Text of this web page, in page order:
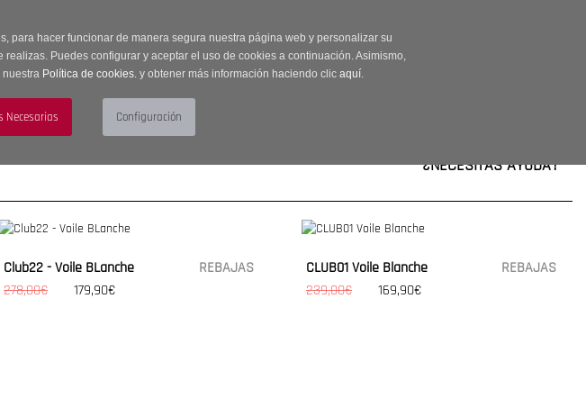
para hacer funcionar de manera segura nuestra página web y personalizar su
Puedes configurar y aceptar el uso de cookies a continuación. Asimismo,
nuestra Política de cookies. y obtener más información haciendo clic aquí.
¿NECESITAS AYUDA?
Club22 - Voile BLanche
278,00€
179,90€
REBAJAS
CLUB01 Voile Blanche
239,00€
169,90€
REBAJAS